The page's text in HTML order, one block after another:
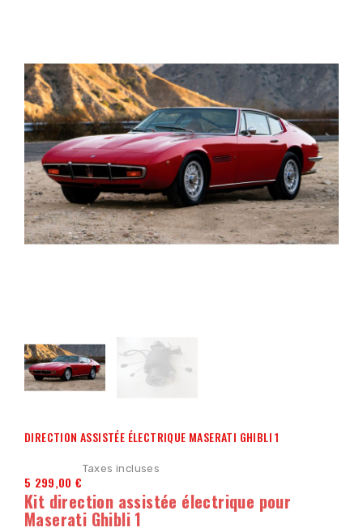
DIRECTION ASSISTÉE ÉLECTRIQUE MASERATI GHIBLI 1
5 299,00 €
Taxes incluses
Kit direction assistée électrique pour
Maserati Ghibli 1